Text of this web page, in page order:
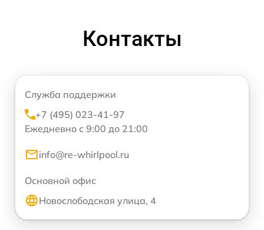
Контакты
Служба поддержки
+7 (495) 023-41-97
Ежедневно с 9:00 до 21:00
info@re-whirlpool.ru
Основной офис
Новослободская улица, 4